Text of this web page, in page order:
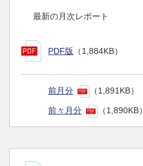
最新の月次レポート
PDF版 （1,884KB）
前月分 （1,891KB）
前々月分 （1,890KB）